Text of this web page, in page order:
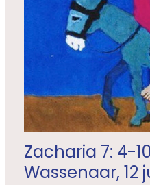
Zacharia 7: 4-
Wassenaar, 12